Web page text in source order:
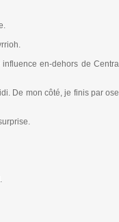
en-dehors de
De mon côté, je finis par